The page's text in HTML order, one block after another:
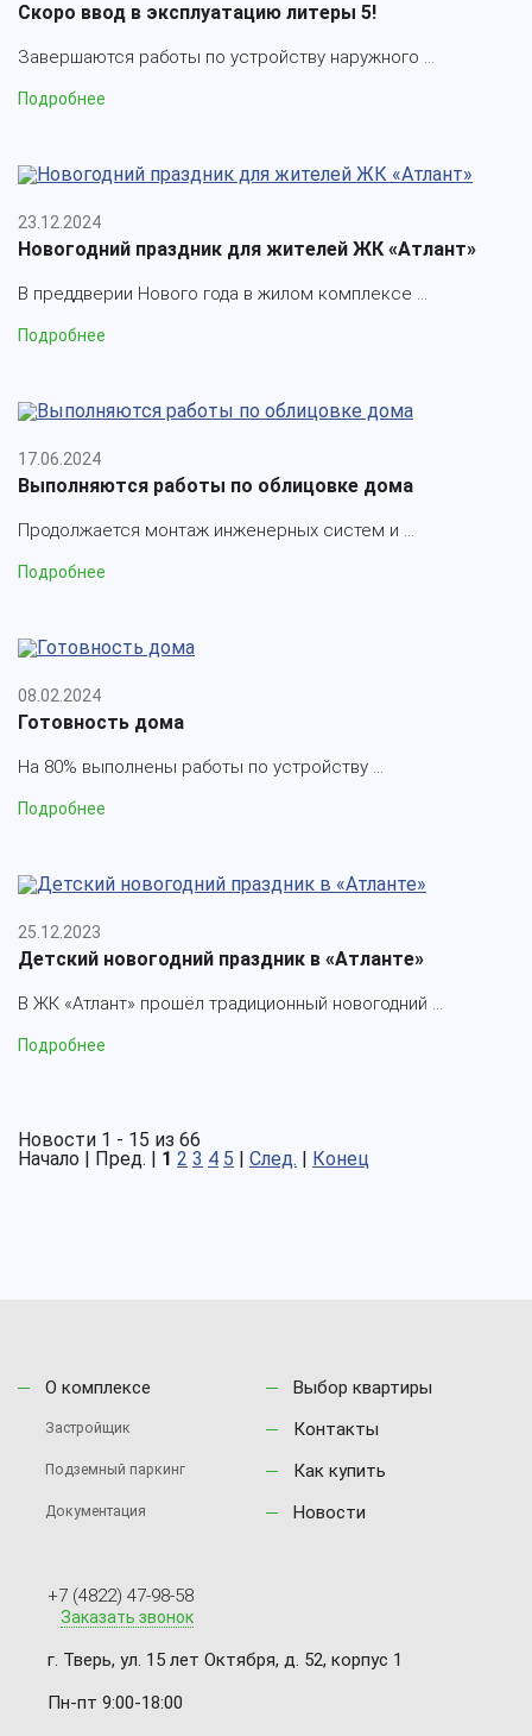
Скоро ввод в эксплуатацию литеры 5!
Завершаются работы по устройству наружного ...
Подробнее
23.12.2024
Новогодний праздник для жителей ЖК «Атлант»
В преддверии Нового года в жилом комплексе ...
Подробнее
17.06.2024
Выполняются работы по облицовке дома
Продолжается монтаж инженерных систем и ...
Подробнее
08.02.2024
Готовность дома
На 80% выполнены работы по устройству ...
Подробнее
25.12.2023
Детский новогодний праздник в «Атланте»
В ЖК «Атлант» прошёл традиционный новогодний ...
Подробнее
Новости 1 - 15 из 66
Начало | Пред. | 1 2 3 4 5 | След. | Конец
О комплексе
Застройщик
Подземный паркинг
Документация
Выбор квартиры
Контакты
Как купить
Новости
+7 (4822) 47-98-58
Заказать звонок
г. Тверь, ул. 15 лет Октября, д. 52, корпус 1
Пн-пт 9:00-18:00